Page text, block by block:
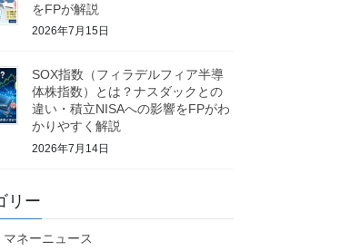
をFPが解説
2026年7月15日
SOX指数（フィラデルフィア半導
体株指数）とは？ナスダックとの
違い・積立NISAへの影響をFPがわ
かりやすく解説
2026年7月14日
リー
マネーニュース